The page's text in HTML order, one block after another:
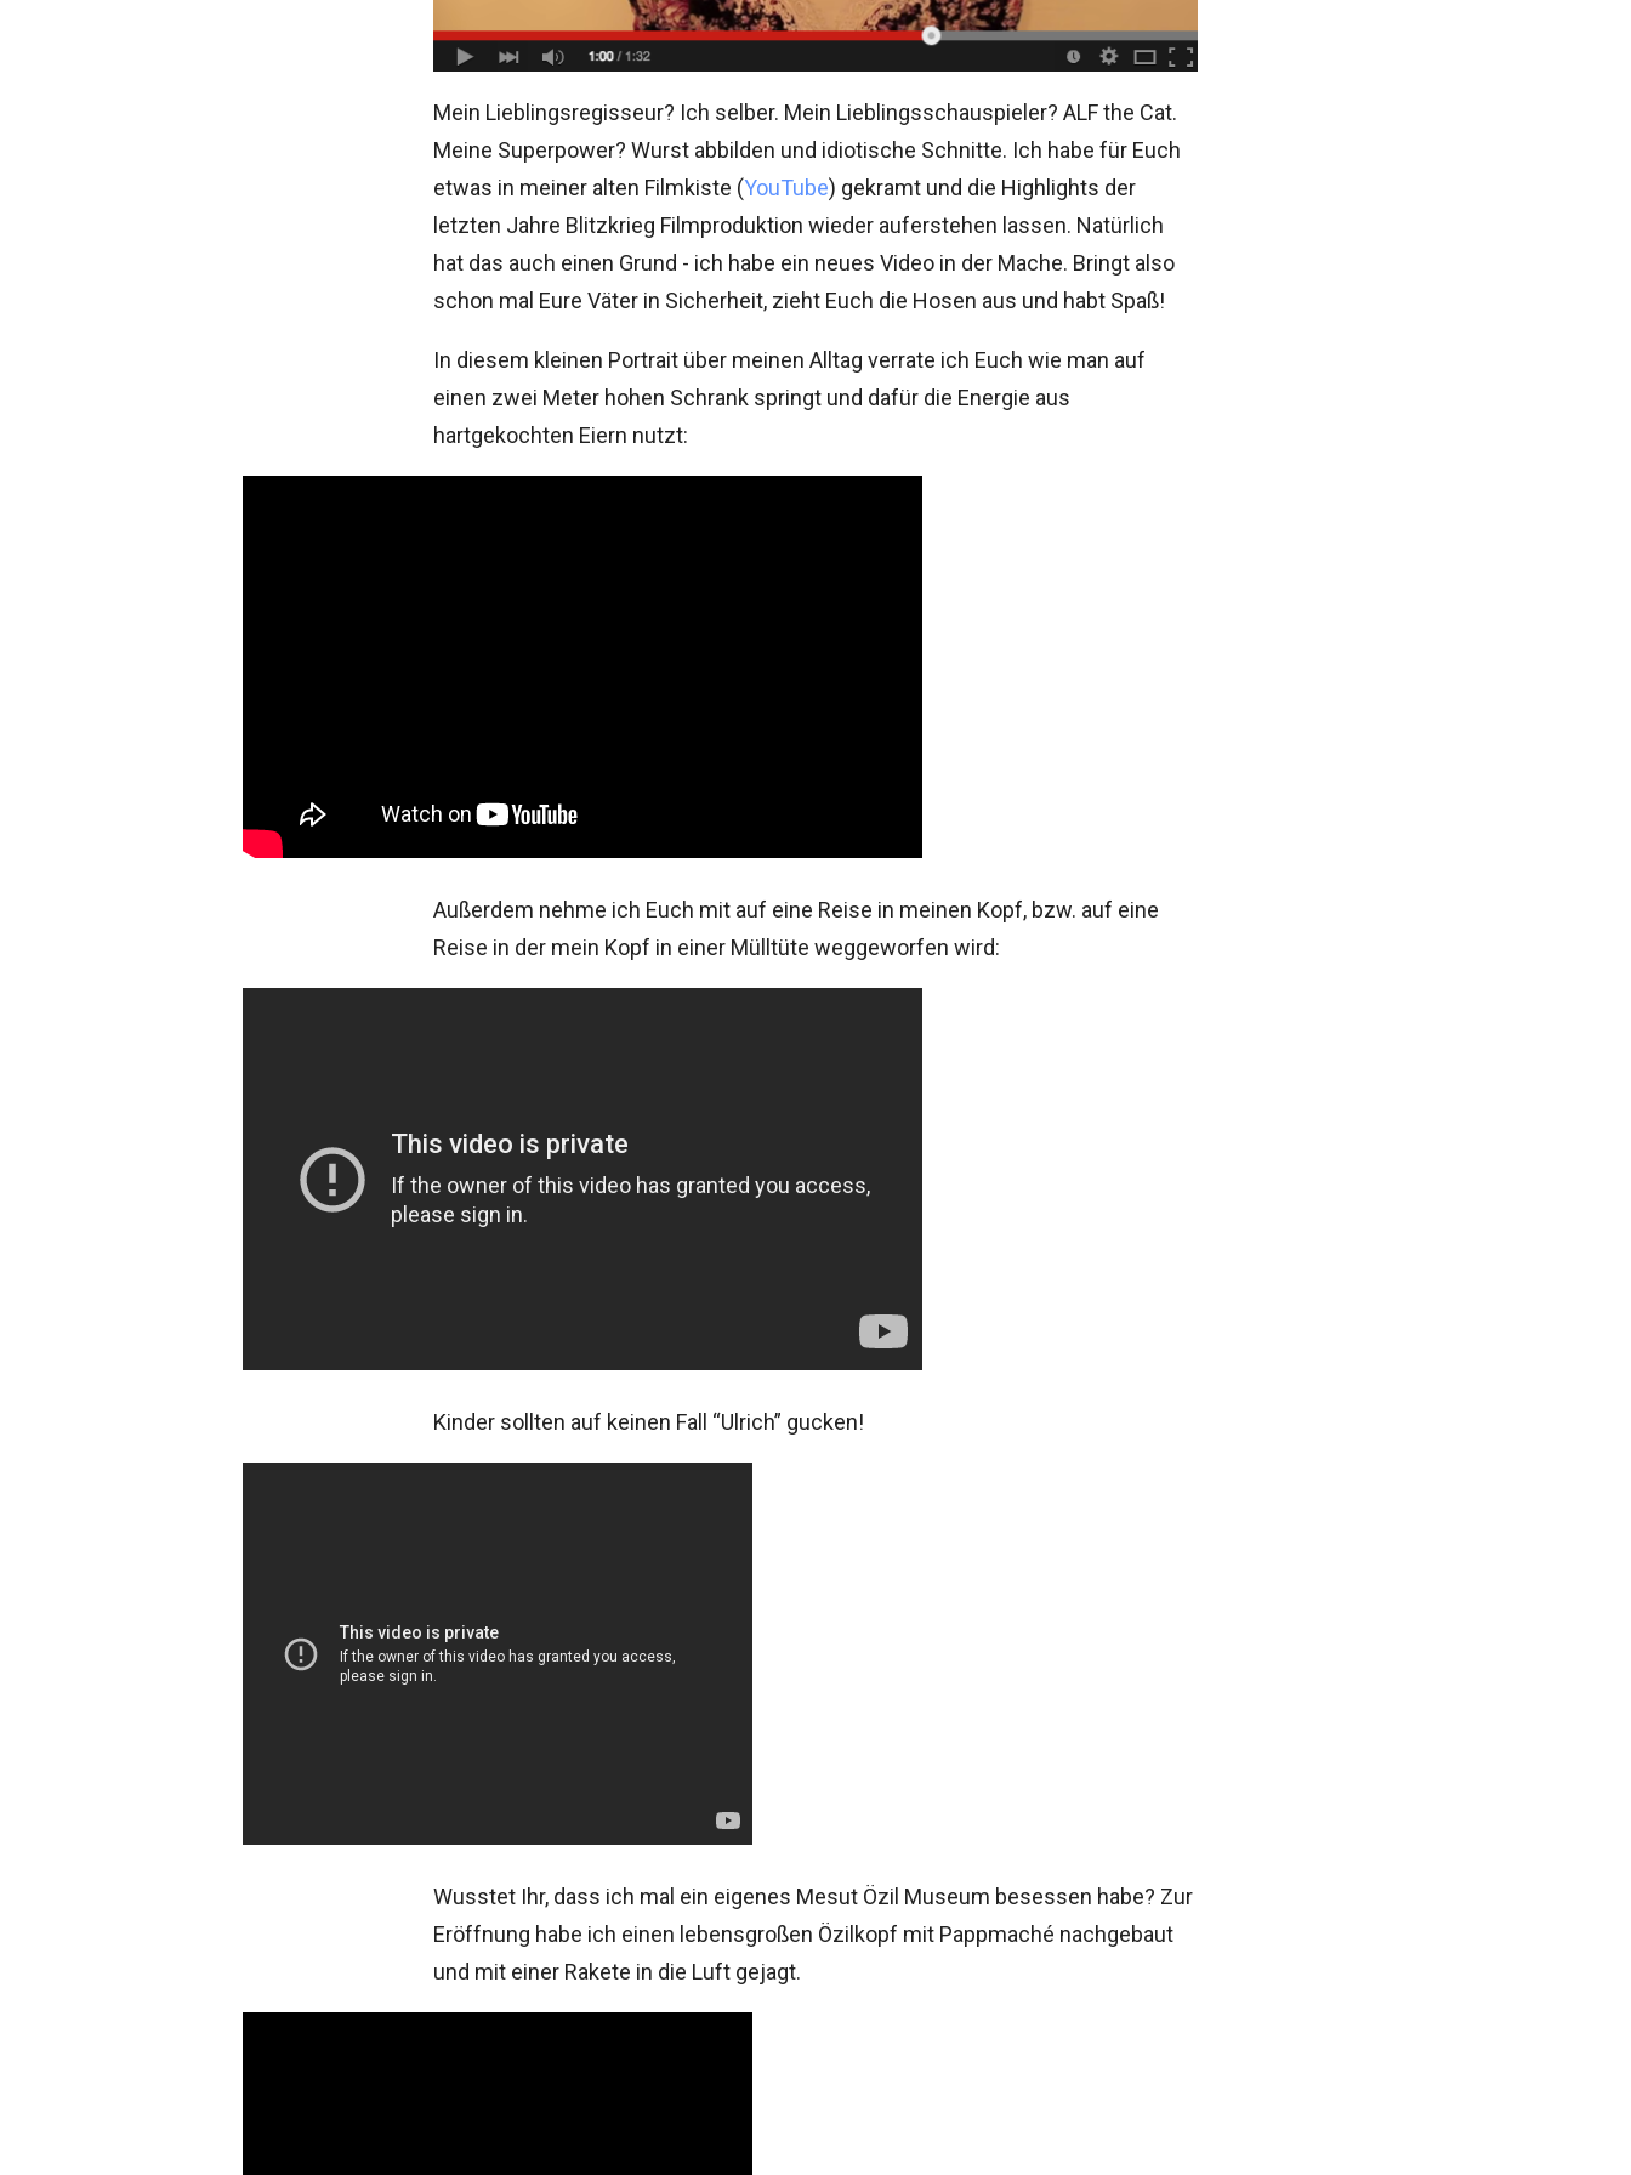
Mein Lieblingsregisseur? Ich selber. Mein Lieblingsschauspieler? ALF the Cat.
Meine Superpower? Wurst abbilden und idiotische Schnitte. Ich habe für Euch
etwas in meiner alten Filmkiste (YouTube) gekramt und die Highlights der
letzten Jahre Blitzkrieg Filmproduktion wieder auferstehen lassen. Natürlich
hat das auch einen Grund - ich habe ein neues Video in der Mache. Bringt also
schon mal Eure Väter in Sicherheit, zieht Euch die Hosen aus und habt Spaß!
In diesem kleinen Portrait über meinen Alltag verrate ich Euch wie man auf
einen zwei Meter hohen Schrank springt und dafür die Energie aus
hartgekochten Eiern nutzt:
Außerdem nehme ich Euch mit auf eine Reise in meinen Kopf, bzw. auf eine
Reise in der mein Kopf in einer Mülltüte weggeworfen wird:
Kinder sollten auf keinen Fall “Ulrich” gucken!
Wusstet Ihr, dass ich mal ein eigenes Mesut Özil Museum besessen habe? Zur
Eröffnung habe ich einen lebensgroßen Özilkopf mit Pappmaché nachgebaut
und mit einer Rakete in die Luft gejagt.